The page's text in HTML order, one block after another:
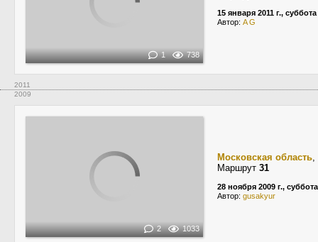
1 738
15 января 2011 г., суббота
Автор: A G
2011
2009
2 1033
Московская область,
Маршрут 31
28 ноября 2009 г., суббота
Автор: gusakyur